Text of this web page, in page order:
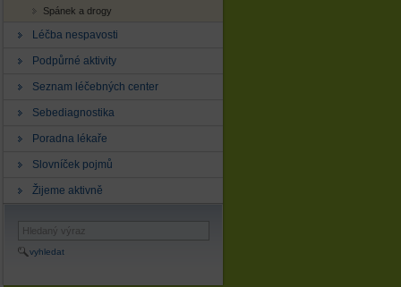
Spánek a drogy
Léčba nespavosti
Podpůrné aktivity
Seznam léčebných center
Sebediagnostika
Poradna lékaře
Slovníček pojmů
Žijeme aktivně
vyhledat